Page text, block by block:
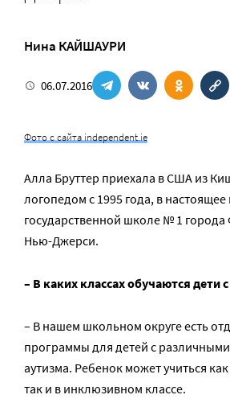
Нина КАЙШАУРИ
06.07.2016
Фото с сайта independent.ie
Алла Бруттер приехала в США из
логопедом с 1995 года, в настоящее
государственной школе № 1
Нью-Джерси.
– В каких классах обучаются дети
– В нашем школьном округе есть
программы для детей с
аутизма. Ребенок может учиться
так и в инклюзивном классе.